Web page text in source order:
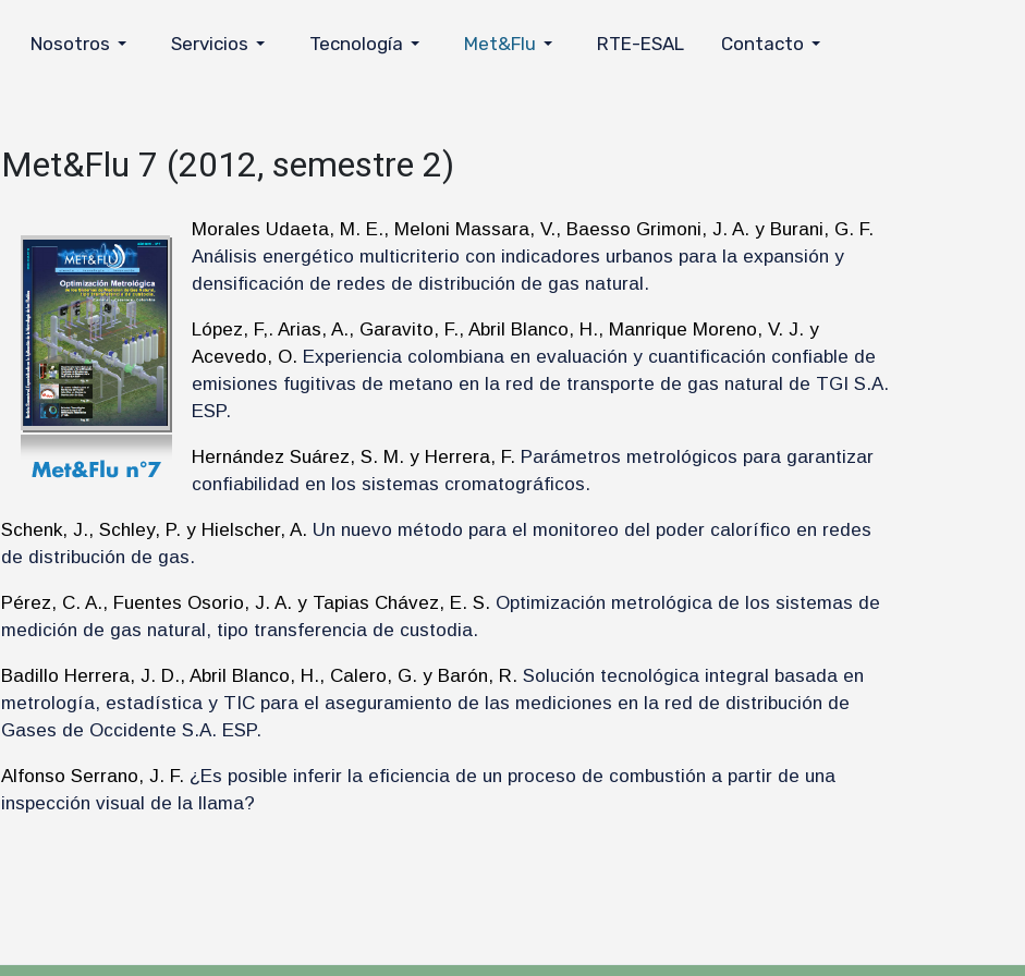
Nosotros Servicios Tecnología Met&Flu RTE-ESAL Contacto
Met&Flu 7 (2012, semestre 2)
Morales Udaeta, M. E., Meloni Massara, V., Baesso Grimoni, J. A. y Burani, G. F.
Análisis energético multicriterio con indicadores urbanos para la expansión y
densificación de redes de distribución de gas natural.
López, F,. Arias, A., Garavito, F., Abril Blanco, H., Manrique Moreno, V. J. y
Acevedo, O. Experiencia colombiana en evaluación y cuantificación confiable de
emisiones fugitivas de metano en la red de transporte de gas natural de TGI S.A.
ESP.
Hernández Suárez, S. M. y Herrera, F. Parámetros metrológicos para garantizar
confiabilidad en los sistemas cromatográficos.
Schenk, J., Schley, P. y Hielscher, A. Un nuevo método para el monitoreo del poder calorífico en redes
de distribución de gas.
Pérez, C. A., Fuentes Osorio, J. A. y Tapias Chávez, E. S. Optimización metrológica de los sistemas de
medición de gas natural, tipo transferencia de custodia.
Badillo Herrera, J. D., Abril Blanco, H., Calero, G. y Barón, R. Solución tecnológica integral basada en
metrología, estadística y TIC para el aseguramiento de las mediciones en la red de distribución de
Gases de Occidente S.A. ESP.
Alfonso Serrano, J. F. ¿Es posible inferir la eficiencia de un proceso de combustión a partir de una
inspección visual de la llama?